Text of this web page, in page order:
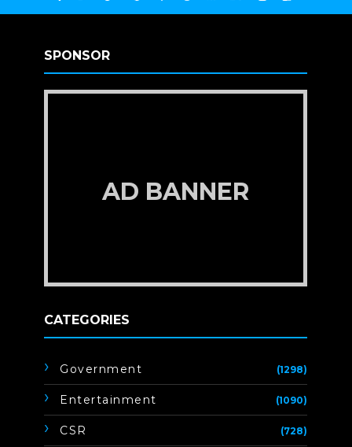
SPONSOR
AD BANNER
CATEGORIES
Government (1298)
Entertainment (1090)
CSR (728)